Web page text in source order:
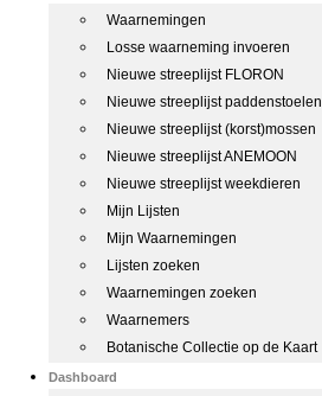
Waarnemingen
Losse waarneming invoeren
Nieuwe streeplijst FLORON
Nieuwe streeplijst paddenstoelen
Nieuwe streeplijst (korst)mossen
Nieuwe streeplijst ANEMOON
Nieuwe streeplijst weekdieren
Mijn Lijsten
Mijn Waarnemingen
Lijsten zoeken
Waarnemingen zoeken
Waarnemers
Botanische Collectie op de Kaart
Dashboard